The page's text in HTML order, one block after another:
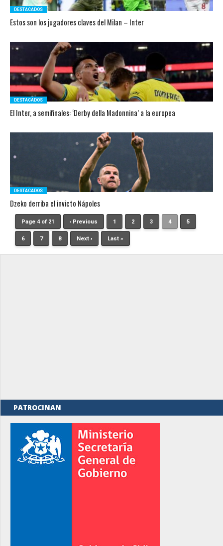
DESTACADOS
Estos son los jugadores claves del Milan – Inter
DESTACADOS
El Inter, a semifinales: ‘Derby della Madonnina’ a la europea
DESTACADOS
Dzeko derriba el invicto Nápoles
Page 4 of 21 ‹ Previous 1 2 3 4 5
6 7 8 Next › Last »
PATROCINAN